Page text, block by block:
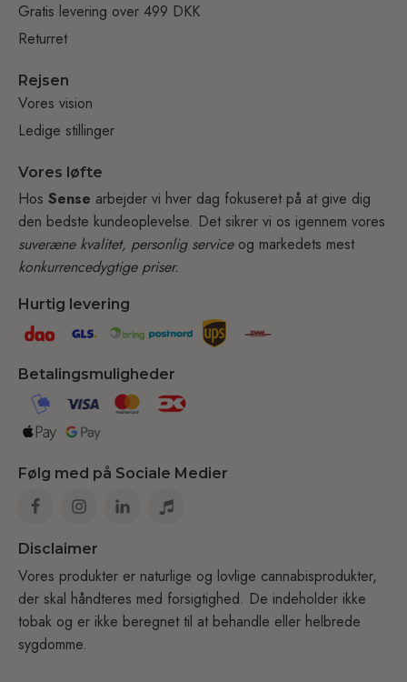
Gratis levering over 499 DKK
Returret
Rejsen
Vores vision
Ledige stillinger
Vores løfte
Hos Sense arbejder vi hver dag fokuseret på at give dig
den bedste kundeoplevelse. Det sikrer vi os igennem vores
suveræne kvalitet, personlig serviceog markedets mest
konkurrencedygtige priser.
Hurtig levering
Betalingsmuligheder
Følg med på Sociale Medier
Disclaimer
Vores produkter er naturlige og lovlige cannabisprodukter,
der skal håndteres med forsigtighed. De indeholder ikke
tobak og er ikke beregnet til at behandle eller helbrede
sygdomme.